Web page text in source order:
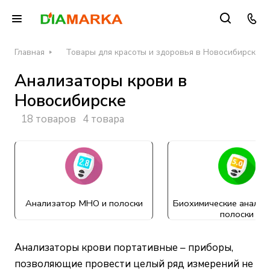
Главная Товары для красоты и здоровья в Новосибирске
Анализаторы крови в
Новосибирске
18 товаров 4 товара
Анализатор МНО и полоски
Биохимические
полоски
Анализаторы крови портативные – приборы,
позволяющие провести целый ряд измерений не